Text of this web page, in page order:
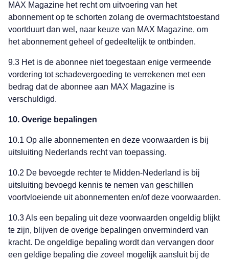
MAX Magazine het recht om uitvoering van het
abonnement op te schorten zolang de overmachtstoestand
voortduurt dan wel, naar keuze van MAX Magazine, om
het abonnement geheel of gedeeltelijk te ontbinden.
9.3 Het is de abonnee niet toegestaan enige vermeende
vordering tot schadevergoeding te verrekenen met een
bedrag dat de abonnee aan MAX Magazine is
verschuldigd.
10. Overige bepalingen
10.1 Op alle abonnementen en deze voorwaarden is bij
uitsluiting Nederlands recht van toepassing.
10.2 De bevoegde rechter te Midden-Nederland is bij
uitsluiting bevoegd kennis te nemen van geschillen
voortvloeiende uit abonnementen en/of deze voorwaarden.
10.3 Als een bepaling uit deze voorwaarden ongeldig blijkt
te zijn, blijven de overige bepalingen onverminderd van
kracht. De ongeldige bepaling wordt dan vervangen door
een geldige bepaling die zoveel mogelijk aansluit bij de